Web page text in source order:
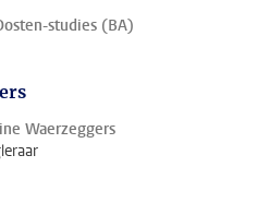
studies (BA)
Waerzeggers